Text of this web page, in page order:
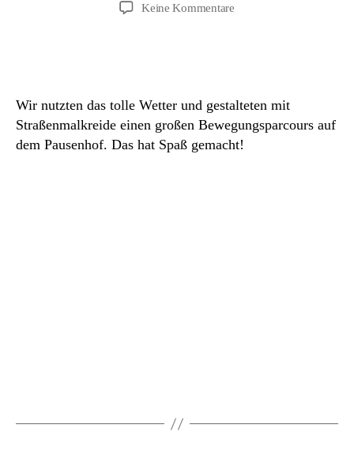
Keine Kommentarezu
Pausenhof
Wir nutzten das tolle Wetter und gestalteten mit
Straßenmalkreide einen großen Bewegungsparcours auf
dem Pausenhof. Das hat Spaß gemacht!